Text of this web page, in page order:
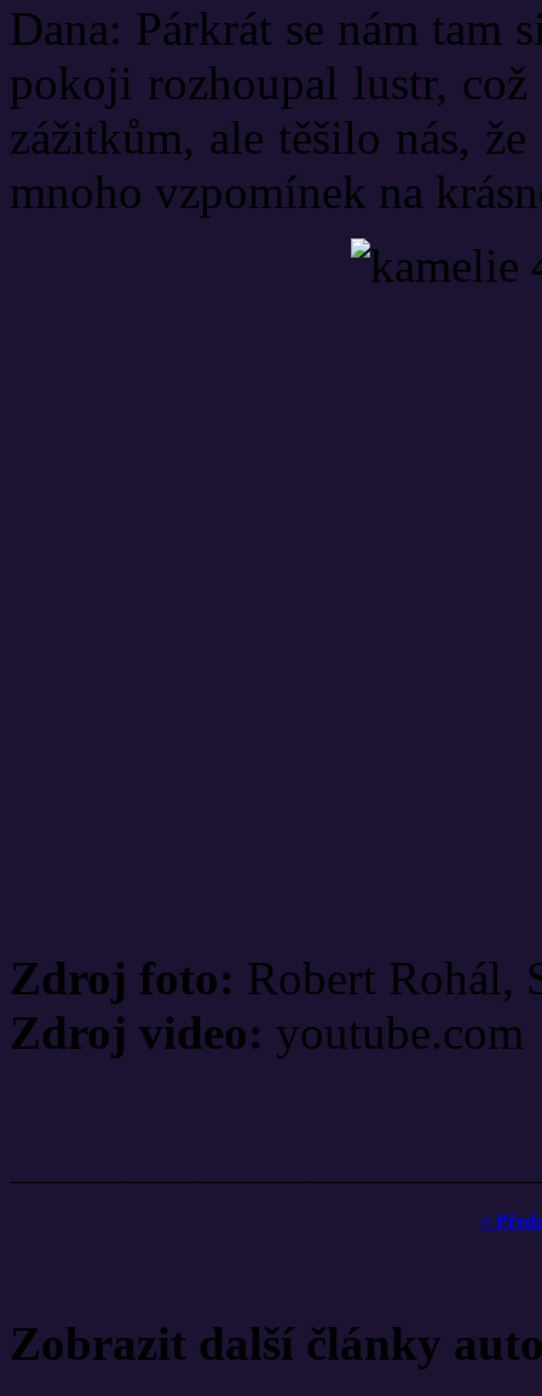
Dana: Párkrát se nám tam
pokoji rozhoupal lustr,
zážitkům, ale těšilo nás,
mnoho vzpomínek na
Zdroj foto: Robert Rohál,
Zdroj video: youtube.com
<
Zobrazit další články